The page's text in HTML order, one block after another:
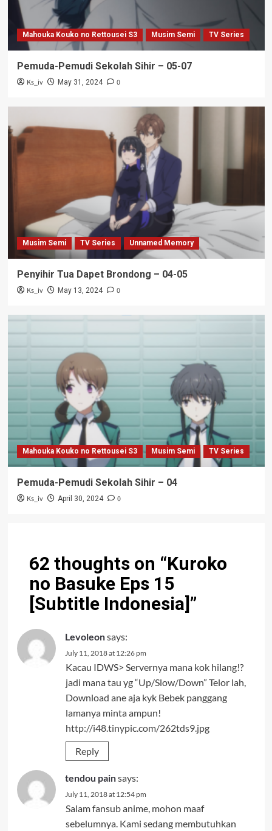
Mahouka Kouko no Rettousei S3 Musim Semi TV Series
Pemuda-Pemudi Sekolah Sihir – 05-07
Ks_iv May 31, 2024 0
Musim Semi TV Series Unnamed Memory
Penyihir Tua Dapet Brondong – 04-05
Ks_iv May 13, 2024 0
Mahouka Kouko no Rettousei S3 Musim Semi TV Series
Pemuda-Pemudi Sekolah Sihir – 04
Ks_iv April 30, 2024 0
62 thoughts on “Kuroko
no Basuke Eps 15
[Subtitle Indonesia]”
Levoleonsays:
July 11, 2018 at 12:26 pm
Kacau IDWS> Servernya mana kok hilang!?
jadi mana tau yg “Up/Slow/Down” Telor lah,
Download ane aja kyk Bebek panggang
lamanya minta ampun!
http://i48.tinypic.com/262tds9.jpg
Reply
tendou painsays:
July 11, 2018 at 12:54 pm
Salam fansub anime, mohon maaf
sebelumnya. Kami sedang membutuhkan